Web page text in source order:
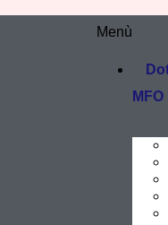
Menù
MFO